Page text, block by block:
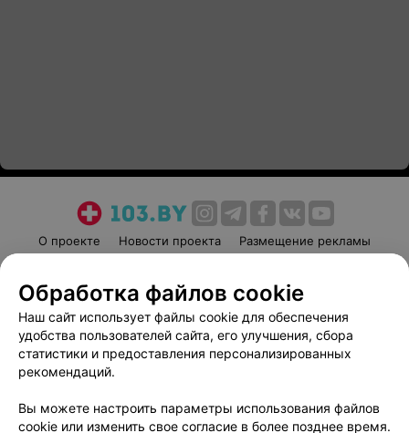
О проекте Новости проекта
Размещение рекламы
Пользовательское соглашение
Способы оплаты
Вакансии
Партнеры
Написать руководителю 103.by
Обработка персональных данных
Обработка файлов cookie
Наш сайт использует файлы cookie для обеспечения
удобства пользователей сайта, его улучшения, сбора
статистики и предоставления персонализированных
рекомендаций.
Вы можете настроить параметры использования файлов
cookie или изменить свое согласие в более позднее время.